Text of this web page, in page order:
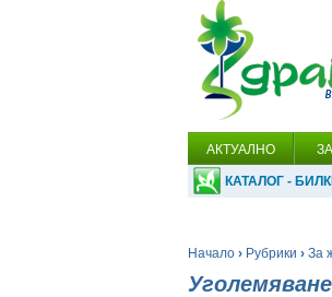
АКТУАЛНО
КАТАЛОГ -
Начало › Рубрики › За